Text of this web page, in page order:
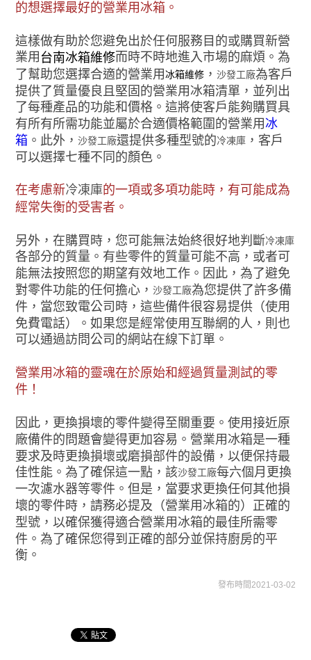
的想選擇最好的營業用冰箱。
這樣做有助於您避免出於任何服務目的或購買新營
業用 台南冰箱維修而時不時地進入市場的麻煩。為
了幫助您選擇合適的營業用冰箱維修 ，沙發工廠為客戶
提供了質量優良且堅固的營業用冰箱清單，並列出
了每種產品的功能和價格。這將使客戶能夠購買具
有所有所需功能並屬於合適價格範圍的營業用 冰
箱 。此外，沙發工廠還提供多種型號的冷凍庫 ，客戶
可以選擇七種不同的顏色。
在考慮新冷凍庫的一項或多項功能時，有可能成為
經常失衡的受害者。
另外，在購買時，您可能無法始終很好地判斷冷凍庫
各部分的質量。有些零件的質量可能不高，或者可
能無法按照您的期望有效地工作。因此，為了避免
對零件功能的任何擔心，沙發工廠為您提供了許多備
件，當您致電公司時，這些備件很容易提供（使用
免費電話）。如果您是經常使用互聯網的人，則也
可以通過訪問公司的網站在線下訂單。
營業用冰箱的靈魂在於原始和經過質量測試的零
件！
因此，更換損壞的零件變得至關重要。使用接近原
廠備件的問題會變得更加容易。營業用冰箱是一種
要求及時更換損壞或磨損部件的設備，以便保持最
佳性能。為了確保這一點，該沙發工廠每六個月更換
一次濾水器等零件。但是，當要求更換任何其他損
壞的零件時，請務必提及（營業用冰箱的）正確的
型號，以確保獲得適合營業用冰箱的最佳所需零
件。為了確保您得到正確的部分並保持廚房的平
衡。
發布時間2021-03-02